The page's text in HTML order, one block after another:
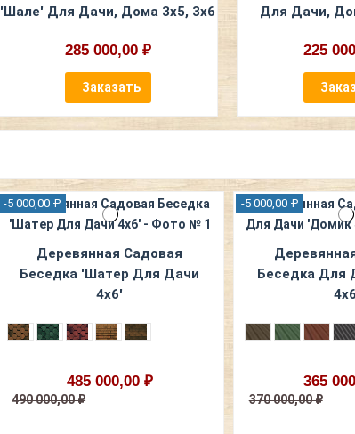
'Шале' Для Дачи, Дома 3х5, 3х6
285 000,00 ₽
Заказать
Для Дачи,
225
-5 000,00 ₽
Деревянная Садовая
Беседка 'Шатер Для Дачи
4х6'
485 000,00 ₽
490 000,00 ₽
-5 000,00 ₽
Беседка Для
365
370 000,00 ₽